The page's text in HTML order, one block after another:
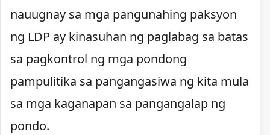
nauugnay sa mga pangunahing paksyon
ng LDP ay kinasuhan ng paglabag sa batas
sa pagkontrol ng mga pondong
pampulitika sa pangangasiwa ng kita mula
sa mga kaganapan sa pangangalap ng
pondo.